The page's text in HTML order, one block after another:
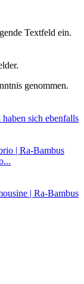
Textfeld ein.
genommen.
sich ebenfalls